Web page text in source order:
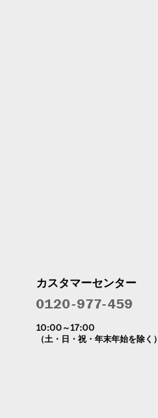
カスタマーセンター
10:00～17:00
（土・日・祝・年末年始を除く）